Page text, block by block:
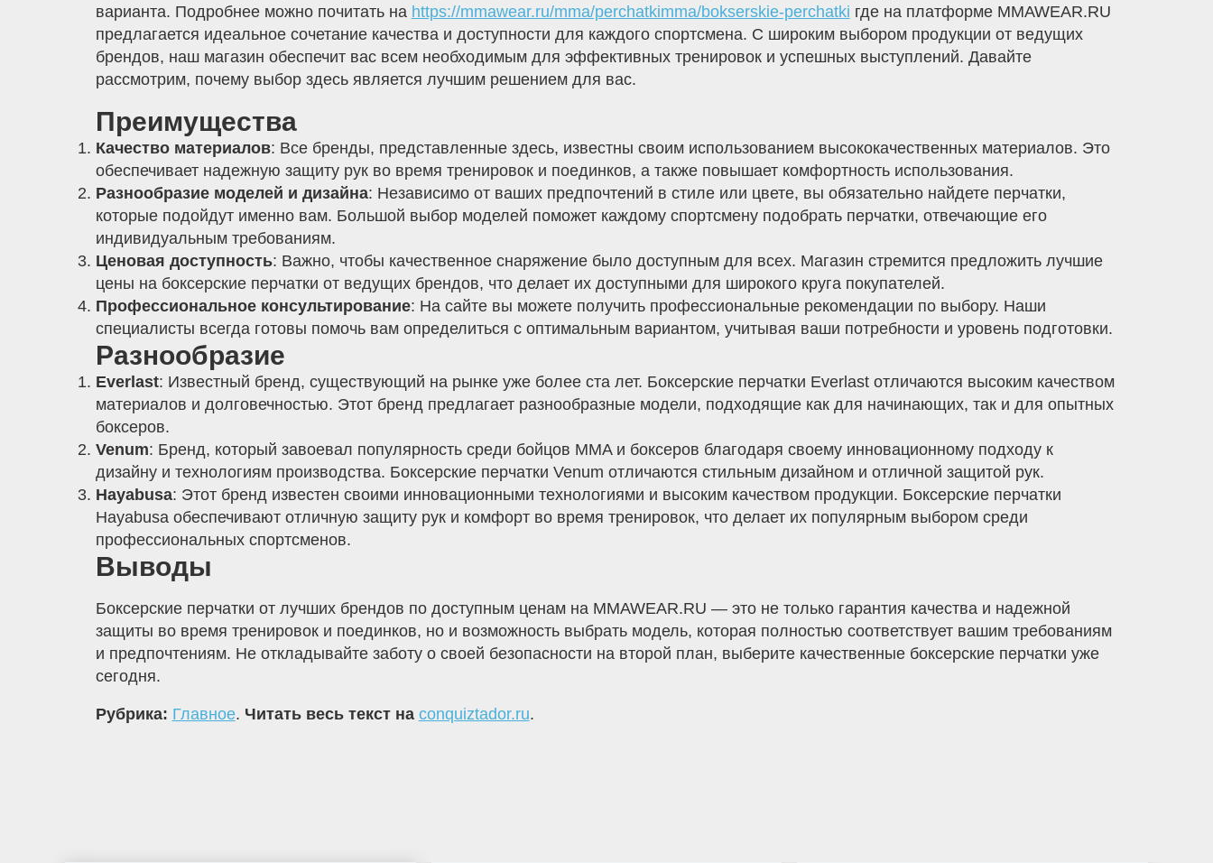
варианта. Подробнее можно почитать на https://mmawear.ru/mma/perchatkimma/bokserskie-perchatki где на платформе MMAWEAR.RU
предлагается идеальное сочетание качества и доступности для каждого спортсмена. С широким выбором продукции от ведущих
брендов, наш магазин обеспечит вас всем необходимым для эффективных тренировок и успешных выступлений. Давайте
рассмотрим, почему выбор здесь является лучшим решением для вас.
Преимущества
Качество материалов: Все бренды, представленные здесь, известны своим использованием высококачественных материалов. Это
обеспечивает надежную защиту рук во время тренировок и поединков, а также повышает комфортность использования.
Разнообразие моделей и дизайна: Независимо от ваших предпочтений в стиле или цвете, вы обязательно найдете перчатки,
которые подойдут именно вам. Большой выбор моделей поможет каждому спортсмену подобрать перчатки, отвечающие его
индивидуальным требованиям.
Ценовая доступность: Важно, чтобы качественное снаряжение было доступным для всех. Магазин стремится предложить лучшие
цены на боксерские перчатки от ведущих брендов, что делает их доступными для широкого круга покупателей.
Профессиональное консультирование: На сайте вы можете получить профессиональные рекомендации по выбору. Наши
специалисты всегда готовы помочь вам определиться с оптимальным вариантом, учитывая ваши потребности и уровень подготовки.
Разнообразие
Everlast: Известный бренд, существующий на рынке уже более ста лет. Боксерские перчатки Everlast отличаются высоким качеством
материалов и долговечностью. Этот бренд предлагает разнообразные модели, подходящие как для начинающих, так и для опытных
боксеров.
Venum: Бренд, который завоевал популярность среди бойцов MMA и боксеров благодаря своему инновационному подходу к
дизайну и технологиям производства. Боксерские перчатки Venum отличаются стильным дизайном и отличной защитой рук.
Hayabusa: Этот бренд известен своими инновационными технологиями и высоким качеством продукции. Боксерские перчатки
Hayabusa обеспечивают отличную защиту рук и комфорт во время тренировок, что делает их популярным выбором среди
профессиональных спортсменов.
Выводы
Боксерские перчатки от лучших брендов по доступным ценам на MMAWEAR.RU — это не только гарантия качества и надежной
защиты во время тренировок и поединков, но и возможность выбрать модель, которая полностью соответствует вашим требованиям
и предпочтениям. Не откладывайте заботу о своей безопасности на второй план, выберите качественные боксерские перчатки уже
сегодня.
Рубрика: Главное. Читать весь текст на conquiztador.ru.